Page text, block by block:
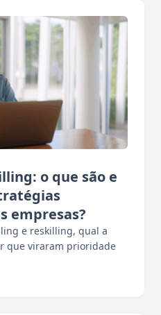
o que são e
empresas?
e reskilling, qual a
que viraram prioridade